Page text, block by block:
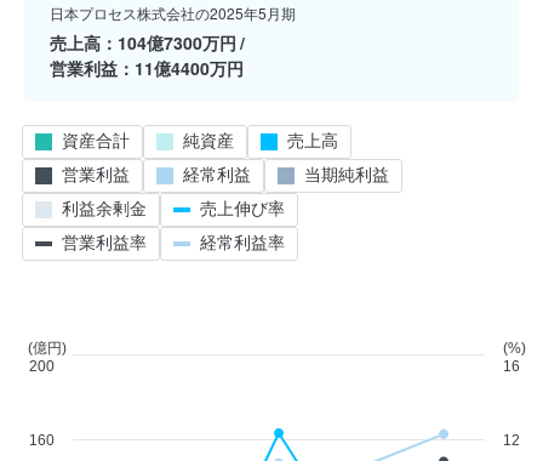
日本プロセス株式会社の2025年5月期
売上高
104億7300万円
営業利益
11億4400万円
160
(億円)
200
12
(%)
16
資産合計 純資産
売上高
営業利益
経常利益
当期純利益
利益余剰金
売上伸び率
営業利益率
経常利益率